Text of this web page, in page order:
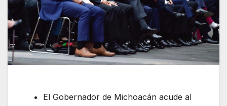
El Gobernador de Michoacán acude al